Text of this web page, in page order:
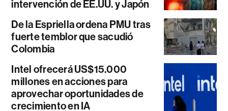
intervención de EE.UU. y Japón
De la Espriella ordena PMU tras
fuerte temblor que sacudió
Colombia
Intel ofrecerá US$15.000
millones en acciones para
aprovechar oportunidades de
crecimiento en IA